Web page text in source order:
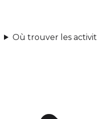
Où trouver les